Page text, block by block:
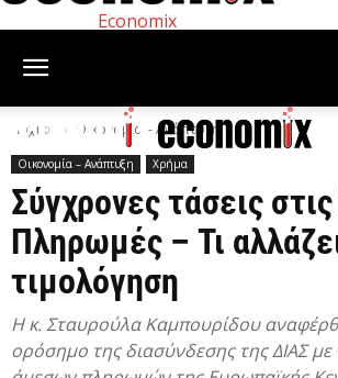
Economix
Αρχική Οικονομία – Ανάπτυξη
Οικονομία – Ανάπτυξη Χρήμα
Σύγχρονες τάσεις
Πληρωμές – Τι
τιμολόγηση
Η κ. Σταυρούλα Καμπουρίδου
ορόσημο της διασύνδεσης της ΔΙΑΣ